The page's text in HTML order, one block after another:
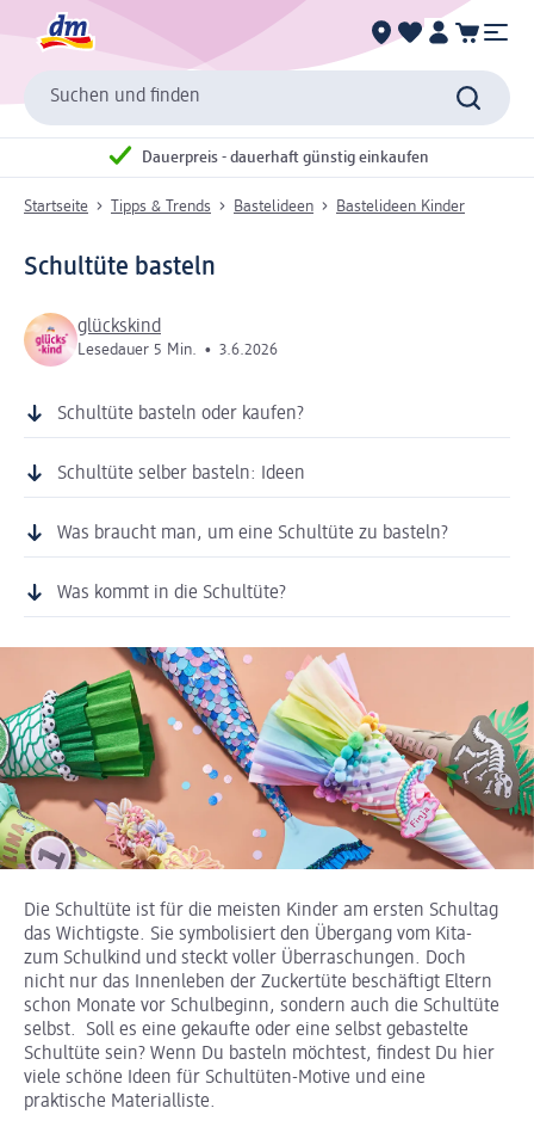
Suchen und finden
Dauerpreis - dauerhaft günstig einkaufen
Startseite Tipps & Trends Bastelideen Bastelideen Kinder
Schultüte basteln
glückskind
Lesedauer 5 Min. • 3.6.2026
Schultüte basteln oder kaufen?
Schultüte selber basteln: Ideen
Was braucht man, um eine Schultüte zu basteln?
Was kommt in die Schultüte?
Die Schultüte ist für die meisten Kinder am ersten Schultag
das Wichtigste. Sie symbolisiert den Übergang vom Kita-
zum Schulkind und steckt voller Überraschungen. Doch
nicht nur das Innenleben der Zuckertüte beschäftigt Eltern
schon Monate vor Schulbeginn, sondern auch die Schultüte
selbst. Soll es eine gekaufte oder eine selbst gebastelte
Schultüte sein? Wenn Du basteln möchtest, findest Du hier
viele schöne Ideen für Schultüten-Motive und eine
praktische Materialliste.